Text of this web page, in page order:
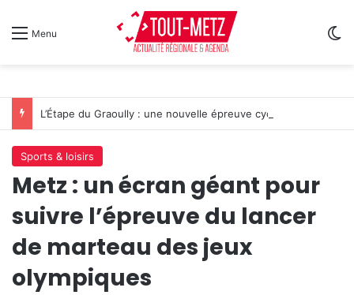
Menu
Sports & loisirs
Metz : un écran géant pour
suivre l’épreuve du lancer
de marteau des jeux
olympiques